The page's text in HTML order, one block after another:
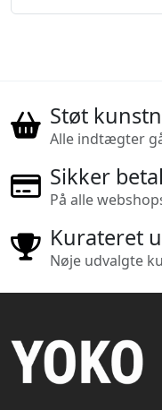
Støt
Alle indtægter
Sikker
På alle
Kurateret
Nøje udvalgte